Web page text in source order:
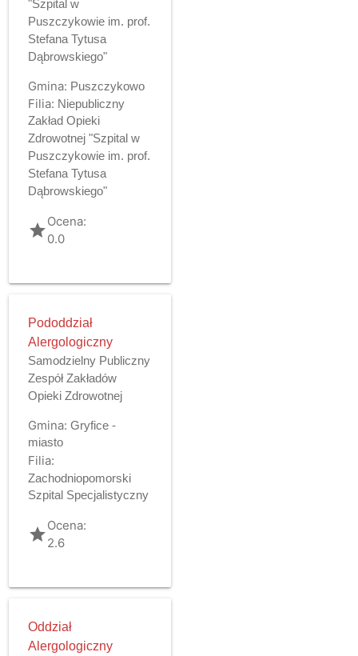
"Szpital w
Puszczykowie im. prof.
Stefana Tytusa
Dąbrowskiego"
Gmina: Puszczykowo
Filia: Niepubliczny
Zakład Opieki
Zdrowotnej "Szpital w
Puszczykowie im. prof.
Stefana Tytusa
Dąbrowskiego"
gradeOcena:
0.0
Pododdział
Alergologiczny
Samodzielny Publiczny
Zespół Zakładów
Opieki Zdrowotnej
Gmina: Gryfice -
miasto
Filia:
Zachodniopomorski
Szpital Specjalistyczny
gradeOcena:
2.6
Oddział
Alergologiczny